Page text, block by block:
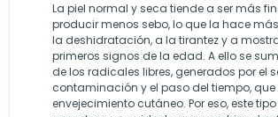
La piel normal y seca tiende a ser más
producir menos sebo, lo que la hace
la deshidratación, a la tirantez y a
primeros signos de la edad. A ello se
de los radicales libres, generados por el
contaminación y el paso del tiempo, que
envejecimiento cutáneo. Por eso, este